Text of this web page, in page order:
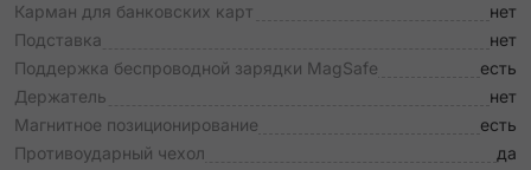
Карман для банковских карт
нет
Подставка
нет
Поддержка беспроводной зарядки MagSafe
есть
Держатель
нет
Магнитное позиционирование
есть
Противоударный чехол
да